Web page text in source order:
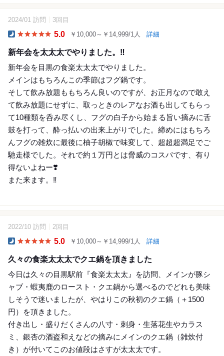
27
2024/01 訪問 3回目
5.0 ￥10,000～￥14,999/1人 詳細
新年会を太太太でやりました。‼️
新年会を目黒の食楽太太太でやりました。
メインはもちろんこの季節はフグ鍋です。
そして飲み放題ももちろん良いのですが、お正月なので敢え
て飲み放題にせずに、取っときのレアなお酒も出してもらっ
て10種類を呑み尽くし、フグの白子から始まる旨い摘みに舌
鼓を打って、酔っ払いの出来上がりでした。締めにはもちろ
んフグの雑炊に最後に柚子胡椒で味変して、超超超満足でご
馳走様でした。それで約１万円とは脅威のコスパです、有り
得ないよねー❣️
また来ます。‼️
17
2022/10 訪問 2回目
5.0 ￥10,000～￥14,999/1人 詳細
久々の食楽太太太でクエ鍋を頂きました
今日は久々の目黒駅前『食楽太太太』を訪問、メインが豚シ
ャブ・蝦夷鹿のロースト・クエ鍋から選べるのでどれも美味
しそうで迷いましたが、やはりこの秋初のクエ鍋（＋1500
円）を頂きました。
付き出し・盛りだくさんの八寸・刺身・生落花生やカラス
ミ、銀杏の酒盗和えなどの摘みにメインのクエ鍋（雑炊付
き）が付いてこのお値段はさすが太太太です。